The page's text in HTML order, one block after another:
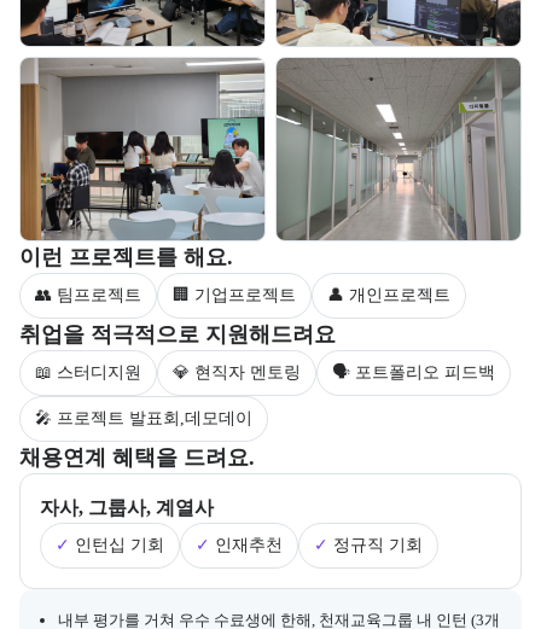
이런 프로젝트를 해요.
부트캠프 과정에서 진행하는 프로젝트 유형을 안내한다.
👥 팀프로젝트 🏢 기업프로젝트 👤 개인프로젝트
취업을 적극적으로 지원해드려요
부트캠프 수강생을 대상으로 제공되는 취업 지원 서비스를 안내한다.
📖 스터디지원 💎 현직자 멘토링 🗣 포트폴리오 피드백
🎤 프로젝트 발표회,데모데이
채용연계 혜택을 드려요.
부트캠프의 채용 연계 기업 정보와 추가 안내 내용을 제공한다.
자사, 그룹사, 계열사
✓ 인턴십 기회 ✓ 인재추천 ✓ 정규직 기회
채용 연계와 관련된 추가 안내 내용을 마크다운 형식으로 제공한다.
내부 평가를 거쳐 우수 수료생에 한해, 천재교육그룹 내 인턴 (3개